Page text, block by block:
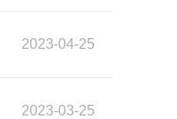
2023-04-25
2023-03-25